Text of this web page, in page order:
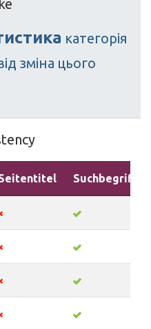
категорія
зміна цього
Suchbegriffe